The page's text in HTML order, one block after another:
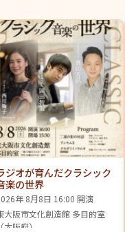
ジオが育んだクラシック
楽の世界
年 8月8日 16:00 開演
大阪市文化創造館 多目的室
（大阪府）